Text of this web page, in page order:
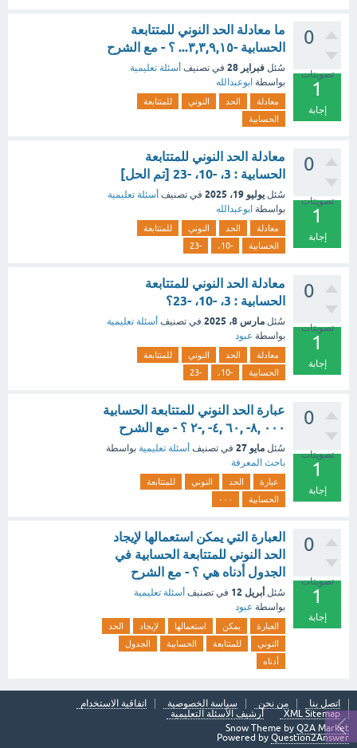
0
تصويتات
1
إجابة
ما معادلة الحد النوني للمتتابعة
الحسابية -٣,٣,٩,١٥... ؟ - مع الشرح
سُئل فبراير 28 في تصنيف أسئلة تعليمية
بواسطة ابوعبدالله
معادلة الحد النوني
للمتتابعة
الحسابية
0
تصويتات
1
إجابة
معادلة الحد النوني للمتتابعة
الحسابية : 3، -10، -23 [تم الحل]
سُئل يوليو 19، 2025 في تصنيف أسئلة تعليمية
بواسطة ابوعبدالله
معادلة الحد النوني
للمتتابعة
الحسابية
-10، -23
0
تصويتات
1
إجابة
معادلة الحد النوني للمتتابعة
الحسابية : 3، -10، -23؟
سُئل مارس 8، 2025 في تصنيف أسئلة تعليمية
بواسطة عبود
معادلة الحد النوني
للمتتابعة
الحسابية
-10، -23
0
تصويتات
1
إجابة
عبارة الحد النوني للمتتابعة الحسابية
٠٠٠ ,٨- ,٦٠ ,٤- ,-٢ ؟ - مع الشرح
سُئل مايو 27 في تصنيف أسئلة تعليمية بواسطة
باحث المعرفة
عبارة الحد النوني
للمتتابعة
الحسابية
٠٠٠
0
تصويتات
1
إجابة
العبارة التي يمكن استعمالها لإيجاد
الحد النوني للمتتابعة الحسابية في
الجدول أدناه هي ؟ - مع الشرح
سُئل أبريل 12 في تصنيف أسئلة تعليمية
بواسطة عبود
العبارة يمكن استعمالها لإيجاد
الحد
النوني
للمتتابعة الحسابية
الجدول
أدناه
اتصل بنا من نحن سياسة الخصوصية
اتفاقية الاستخدام
XML Sitemap
أرشيف الأسئلة التعليمية
Snow Theme by Q2A Market
Powered by Question2Answer